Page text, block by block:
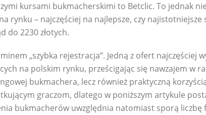
kursami bukmacherskimi to Betclic. To jednak
rynku – najczęściej na najlepsze, czy
do 2230 złotych.
„szybka rejestracja”. Jedną z ofert najczęściej
na polskim rynku, prześcigając się nawzajem
bukmachera, lecz również praktyczną
graczom, dlatego w poniższym artykule
bukmacherów uwzględnia natomiast sporą